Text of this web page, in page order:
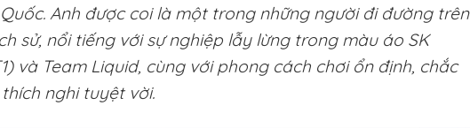
Anh được coi là một trong những người đi đường trên
sử, nổi tiếng với sự nghiệp lẫy lừng trong màu áo SK
và Team Liquid, cùng với phong cách chơi ổn định, chắc
nghi tuyệt vời.